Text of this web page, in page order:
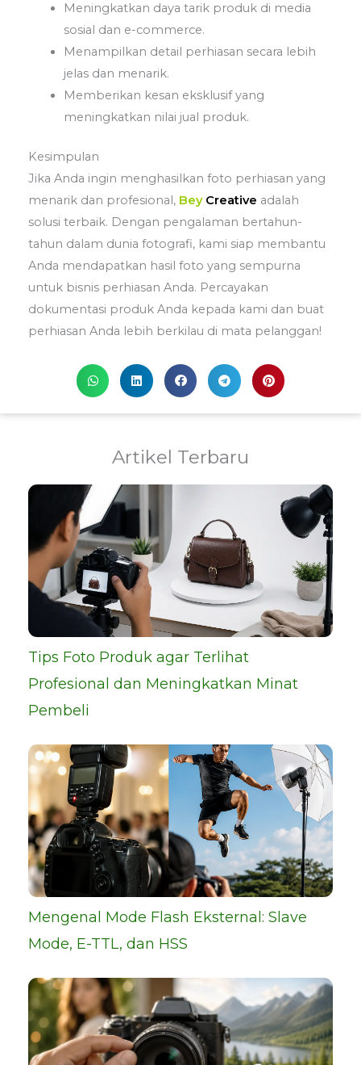
Meningkatkan daya tarik produk di media
sosial dan e-commerce.
Menampilkan detail perhiasan secara lebih
jelas dan menarik.
Memberikan kesan eksklusif yang
meningkatkan nilai jual produk.
Kesimpulan
Jika Anda ingin menghasilkan foto perhiasan yang
menarik dan profesional, Bey Creative adalah
solusi terbaik. Dengan pengalaman bertahun-
tahun dalam dunia fotografi, kami siap membantu
Anda mendapatkan hasil foto yang sempurna
untuk bisnis perhiasan Anda. Percayakan
dokumentasi produk Anda kepada kami dan buat
perhiasan Anda lebih berkilau di mata pelanggan!
Artikel Terbaru
Tips Foto Produk agar Terlihat
Profesional dan Meningkatkan Minat
Pembeli
Mengenal Mode Flash Eksternal: Slave
Mode, E-TTL, dan HSS